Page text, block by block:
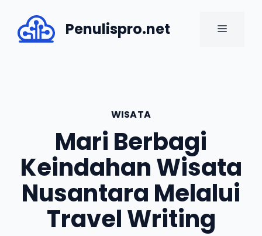
content
Penulispro.net MENU
WISATA
Mari Berbagi
Keindahan Wisata
Nusantara Melalui
Travel Writing